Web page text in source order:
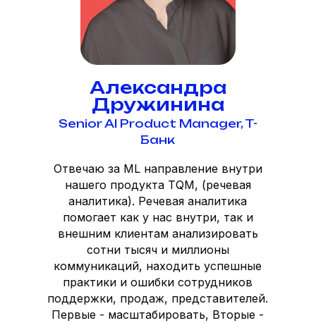
Александра
Дружинина
Senior AI Product Manager, T-
Банк
Отвечаю за ML направление внутри
нашего продукта TQM, (речевая
аналитика). Речевая аналитика
помогает как у нас внутри, так и
внешним клиентам анализировать
сотни тысяч и миллионы
коммуникаций, находить успешные
практики и ошибки сотрудников
поддержки, продаж, представителей.
Первые - масштабировать, Вторые -